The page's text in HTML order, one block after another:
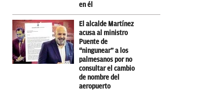
en él
El alcalde Martínez
acusa al ministro
Puente de
“ningunear” a los
palmesanos por no
consultar el cambio
de nombre del
aeropuerto